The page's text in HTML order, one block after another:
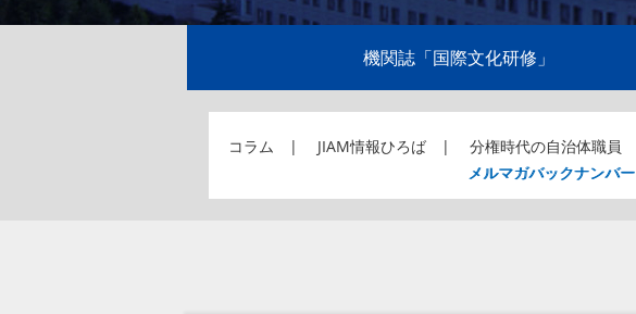
機関誌「国際文化研修」
コラム JIAM情報ひろば 分権時代の自治体職員
メルマガバックナンバー